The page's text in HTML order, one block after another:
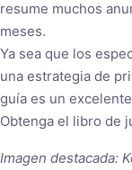
resume muchos
meses.
Ya sea que los
una estrategia de
guía es un
Obtenga el libro de
Imagen destacada: